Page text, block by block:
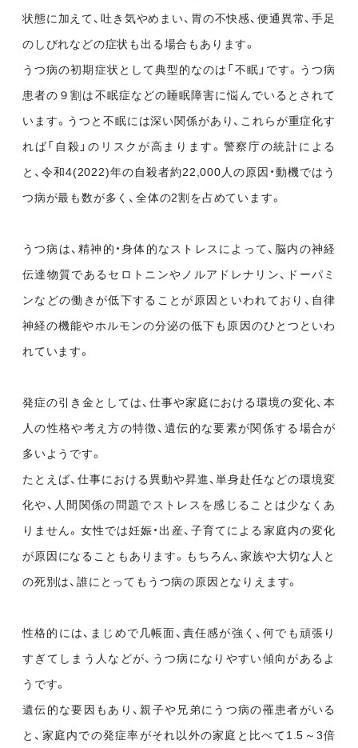
状態に加えて、吐き気やめまい、胃の不快感、便通異常、手足
のしびれなどの症状も出る場合もあります。
うつ病の初期症状として典型的なのは「不眠」です。うつ病
患者の９割は不眠症などの睡眠障害に悩んでいるとされて
います。うつと不眠には深い関係があり、これらが重症化す
れば「自殺」のリスクが高まります。警察庁の統計による
と、令和4(2022)年の自殺者約22,000人の原因・動機ではう
つ病が最も数が多く、全体の2割を占めています。
うつ病は、精神的・身体的なストレスによって、脳内の神経
伝達物質であるセロトニンやノルアドレナリン、ドーパミ
ンなどの働きが低下することが原因といわれており、自律
神経の機能やホルモンの分泌の低下も原因のひとつといわ
れています。
発症の引き金としては、仕事や家庭における環境の変化、本
人の性格や考え方の特徴、遺伝的な要素が関係する場合が
多いようです。
たとえば、仕事における異動や昇進、単身赴任などの環境変
化や、人間関係の問題でストレスを感じることは少なくあ
りません。女性では妊娠・出産、子育てによる家庭内の変化
が原因になることもあります。もちろん、家族や大切な人と
の死別は、誰にとってもうつ病の原因となりえます。
性格的には、まじめで几帳面、責任感が強く、何でも頑張り
すぎてしまう人などが、うつ病になりやすい傾向があるよ
うです。
遺伝的な要因もあり、親子や兄弟にうつ病の罹患者がいる
と、家庭内での発症率がそれ以外の家庭と比べて1.5～3倍